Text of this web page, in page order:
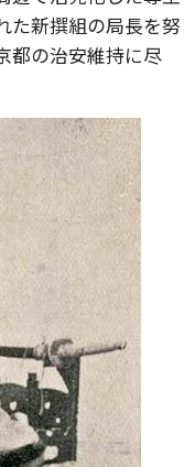
た新撰組の局長を努
都の治安維持に尽